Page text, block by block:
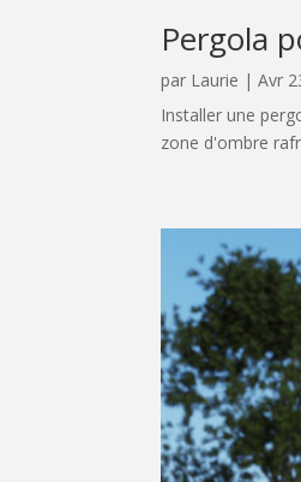
Pergola
par Laurie |Avr
Installer une
zone d'ombre